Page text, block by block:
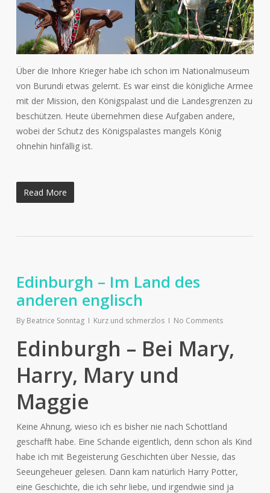
Über die Inhore Krieger habe ich schon im Nationalmuseum
von Burundi etwas gelernt. Es war einst die königliche Armee
mit der Mission, den Königspalast und die Landesgrenzen zu
beschützen. Heute übernehmen diese Aufgaben andere,
wobei der Schutz des Königspalastes mangels König
ohnehin hinfällig ist.
Read More
Edinburgh – Im Land des
anderen englisch
By Beatrice Sonntag Kurz und schmerzlos No Comments
Edinburgh – Bei Mary,
Harry, Mary und
Maggie
Keine Ahnung, wieso ich es bisher nie nach Schottland
geschafft habe. Eine Schande eigentlich, denn schon als Kind
habe ich mit Begeisterung Geschichten über Nessie, das
Seeungeheuer gelesen. Dann kam natürlich Harry Potter,
eine Geschichte, die ich sehr liebe, und irgendwie sind ja